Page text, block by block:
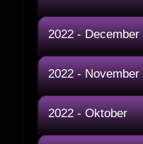
2022 - December
2022 - November
2022 - Oktober